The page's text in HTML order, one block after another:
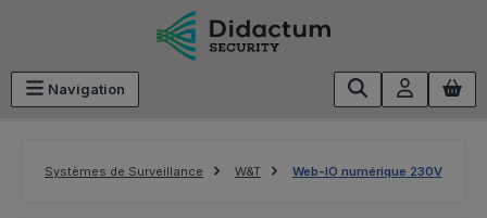
Passer au contenu principal
Navigation
Systèmes de Surveillance W&T Web-IO numérique 230V